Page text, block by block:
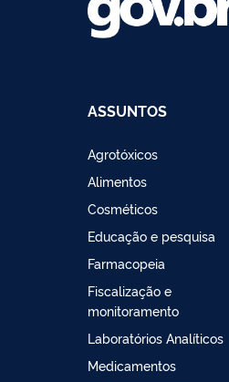
ASSUNTOS
Agrotóxicos
Alimentos
Cosméticos
Educação e pesquisa
Farmacopeia
Fiscalização e
monitoramento
Laboratórios Analíticos
Medicamentos